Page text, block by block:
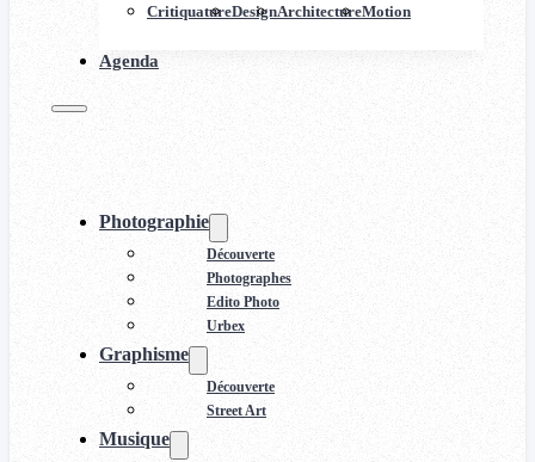
CritiquatureDesignArchitectureMotion
Agenda
Photographie
Découverte
Photographes
Edito Photo
Urbex
Graphisme
Découverte
Street Art
Musique